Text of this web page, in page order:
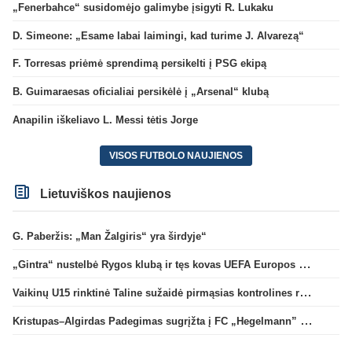
„Fenerbahce“ susidomėjo galimybe įsigyti R. Lukaku
D. Simeone: „Esame labai laimingi, kad turime J. Alvarezą“
F. Torresas priėmė sprendimą persikelti į PSG ekipą
B. Guimaraesas oficialiai persikėlė į „Arsenal“ klubą
Anapilin iškeliavo L. Messi tėtis Jorge
VISOS FUTBOLO NAUJIENOS
Lietuviškos naujienos
G. Paberžis: „Man Žalgiris“ yra širdyje“
„Gintra“ nustelbė Rygos klubą ir tęs kovas UEFA Europos taurės atrankoje
Vaikinų U15 rinktinė Taline sužaidė pirmąsias kontrolines rungtynes
Kristupas–Algirdas Padegimas sugrįžta į FC „Hegelmann” B sudėtį